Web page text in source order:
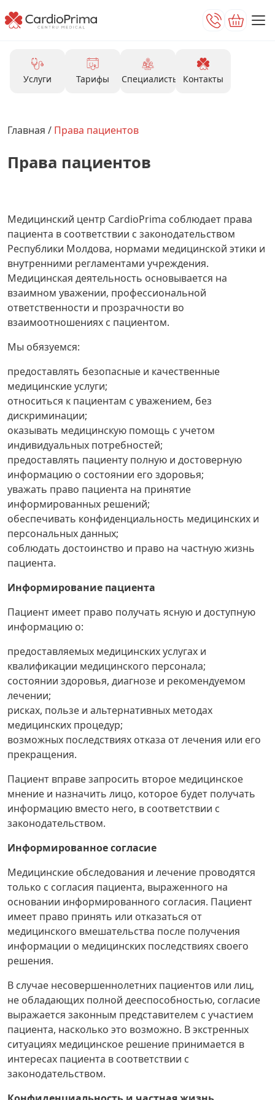
Услуги Тарифы Специалисты Контакты
Главная / Права пациентов
Права пациентов
Медицинский центр CardioPrima соблюдает права
пациента в соответствии с законодательством
Республики Молдова, нормами медицинской этики и
внутренними регламентами учреждения.
Медицинская деятельность основывается на
взаимном уважении, профессиональной
ответственности и прозрачности во
взаимоотношениях с пациентом.
Мы обязуемся:
предоставлять безопасные и качественные
медицинские услуги;
относиться к пациентам с уважением, без
дискриминации;
оказывать медицинскую помощь с учетом
индивидуальных потребностей;
предоставлять пациенту полную и достоверную
информацию о состоянии его здоровья;
уважать право пациента на принятие
информированных решений;
обеспечивать конфиденциальность медицинских и
персональных данных;
соблюдать достоинство и право на частную жизнь
пациента.
Информирование пациента
Пациент имеет право получать ясную и доступную
информацию о:
предоставляемых медицинских услугах и
квалификации медицинского персонала;
состоянии здоровья, диагнозе и рекомендуемом
лечении;
рисках, пользе и альтернативных методах
медицинских процедур;
возможных последствиях отказа от лечения или его
прекращения.
Пациент вправе запросить второе медицинское
мнение и назначить лицо, которое будет получать
информацию вместо него, в соответствии с
законодательством.
Информированное согласие
Медицинские обследования и лечение проводятся
только с согласия пациента, выраженного на
основании информированного согласия. Пациент
имеет право принять или отказаться от
медицинского вмешательства после получения
информации о медицинских последствиях своего
решения.
В случае несовершеннолетних пациентов или лиц,
не обладающих полной дееспособностью, согласие
выражается законным представителем с участием
пациента, насколько это возможно. В экстренных
ситуациях медицинское решение принимается в
интересах пациента в соответствии с
законодательством.